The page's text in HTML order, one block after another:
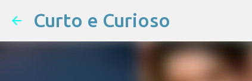
Curto e Curioso